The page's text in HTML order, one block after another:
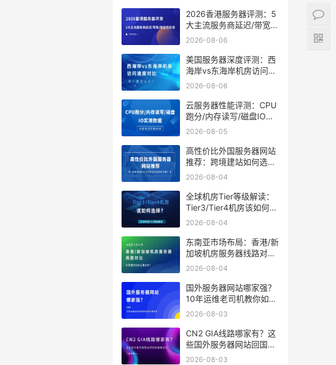
2026香港服务器评测：5
大主流服务商延迟/带宽/
稳定性实测
2026-08-06
美国服务器深度评测：西
海岸vs东海岸机房访问速
度对比，哪个更适合你？
2026-08-06
云服务器性能评测：CPU
跑分/内存读写/磁盘IO实
测数据
2026-08-05
高性价比外国服务器网站
推荐：跨境建站如何选到
靠谱又省钱的方案？
2026-08-04
全球机房Tier等级解读：
Tier3/Tier4机房该如何选
择？
2026-08-04
东南亚市场布局：香港/新
加坡机房服务器线路对
比，谁更适合你的出海业
2026-08-04
国外服务器网站哪家强？
10年运维老司机教你如何
分辨好坏
2026-08-03
CN2 GIA线路哪家有？这
些国外服务器网站回国线
路最优化
2026-08-03